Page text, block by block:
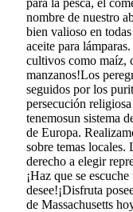
nombre de nuestro
bien valioso en
aceite para
cultivos como maíz,
manzanos!Los
seguidos por los
persecución
tenemosun sistema
de Europa.
sobre temas locales.
derecho a elegir
¡Haz que se
desee!¡Disfruta
de Massachusetts